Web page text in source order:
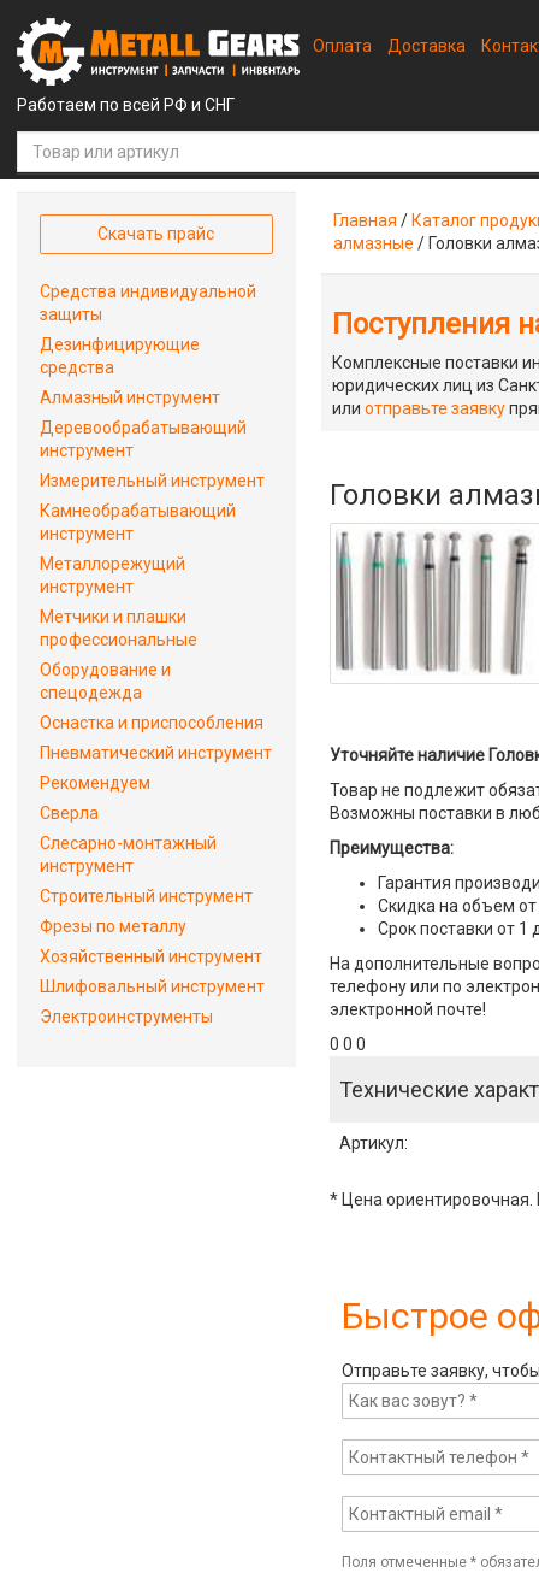
Работаем по всей РФ и СНГ
Оплата Доставка
Главная / Каталог
алмазные / Головки
Поступления
Комплексные поставки
юридических лиц из
илиотправьте заявку
Головки
Уточняйте наличие
Товар не подлежит
Возможны поставки в
Преимущества:
Гарантия
Скидка на объем от
Срок поставки от 1
На дополнительные
телефону или по
электронной почте!
0 0 0
Технические
Артикул:
* Цена ориентировочная.
Быстрое
Отправьте заявку,
Поля отмеченные*
Скачать прайс
Средства индивидуальной
защиты
Дезинфицирующие
средства
Алмазный инструмент
Деревообрабатывающий
инструмент
Измерительный инструмент
Камнеобрабатывающий
инструмент
Металлорежущий
инструмент
Метчики и плашки
профессиональные
Оборудование и
спецодежда
Оснастка и приспособления
Пневматический инструмент
Рекомендуем
Сверла
Слесарно-монтажный
инструмент
Строительный инструмент
Фрезы по металлу
Хозяйственный инструмент
Шлифовальный инструмент
Электроинструменты